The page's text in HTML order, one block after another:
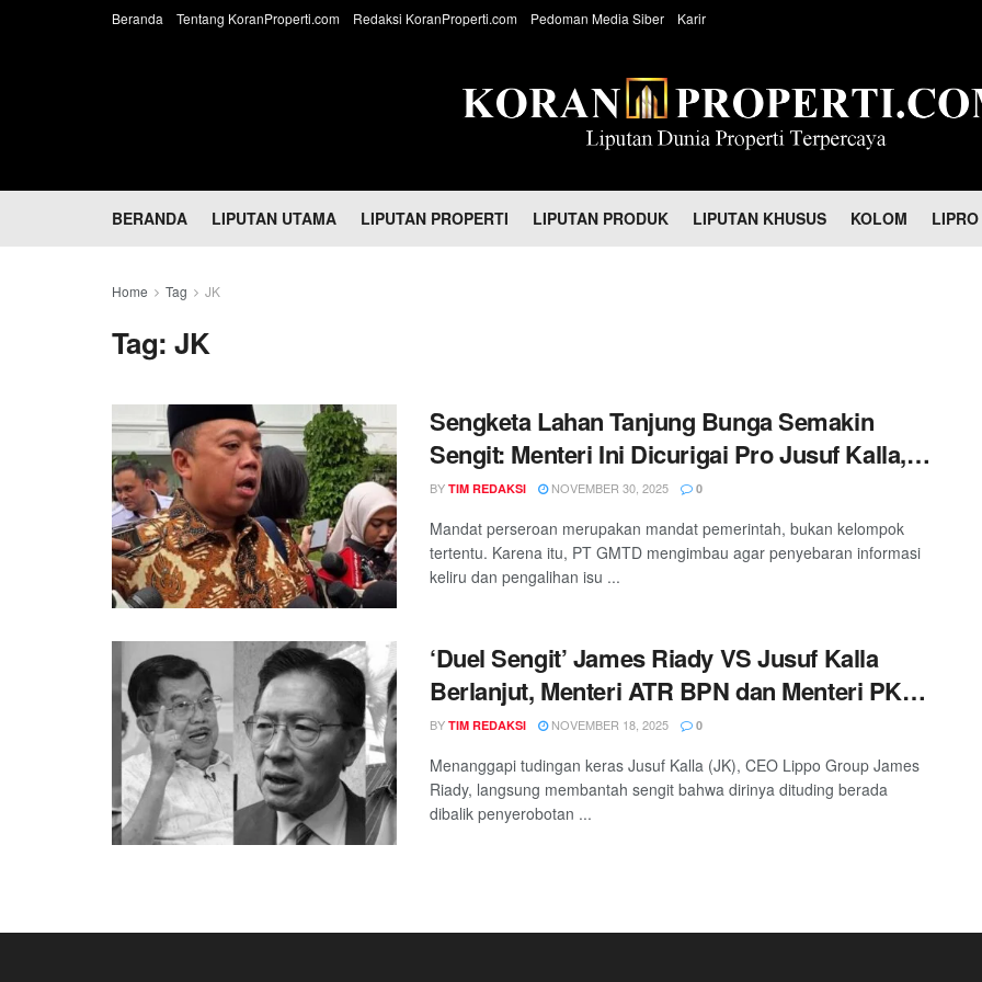
Beranda Tentang KoranProperti.com Redaksi KoranProperti.com Pedoman Media Siber Karir
BERANDA LIPUTAN UTAMA LIPUTAN PROPERTI LIPUTAN PRODUK LIPUTAN KHUSUS KOLOM
Home Tag JK
Tag:JK
Sengketa Lahan Tanjung Bunga Semakin
Sengit: Menteri Ini Dicurigai Pro Jusuf Kalla,
GMTD Melawan Keras
BY TIM REDAKSI NOVEMBER 30, 2025 0
Mandat perseroan merupakan mandat pemerintah, bukan kelompok
tertentu. Karena itu, PT GMTD mengimbau agar penyebaran informasi
keliru dan pengalihan isu ...
‘Duel Sengit’ James Riady VS Jusuf Kalla
Berlanjut, Menteri ATR BPN dan Menteri PKP
Takut Bicara?
BY TIM REDAKSI NOVEMBER 18, 2025 0
Menanggapi tudingan keras Jusuf Kalla (JK), CEO Lippo Group James
Riady, langsung membantah sengit bahwa dirinya dituding berada
dibalik penyerobotan ...